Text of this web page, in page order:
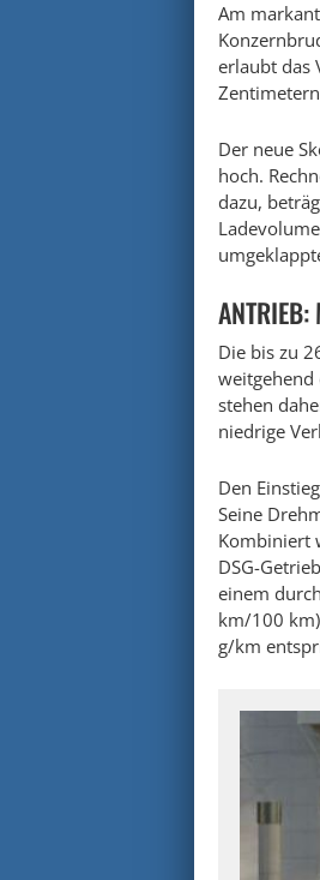
Am
erlaubt das
Der neue
hoch.
dazu,
ANTRIEB:
Die bis zu
weitgehend
stehen
niedrige
Den
Seine
Kombiniert
DSG-
einem
km/100
g/km